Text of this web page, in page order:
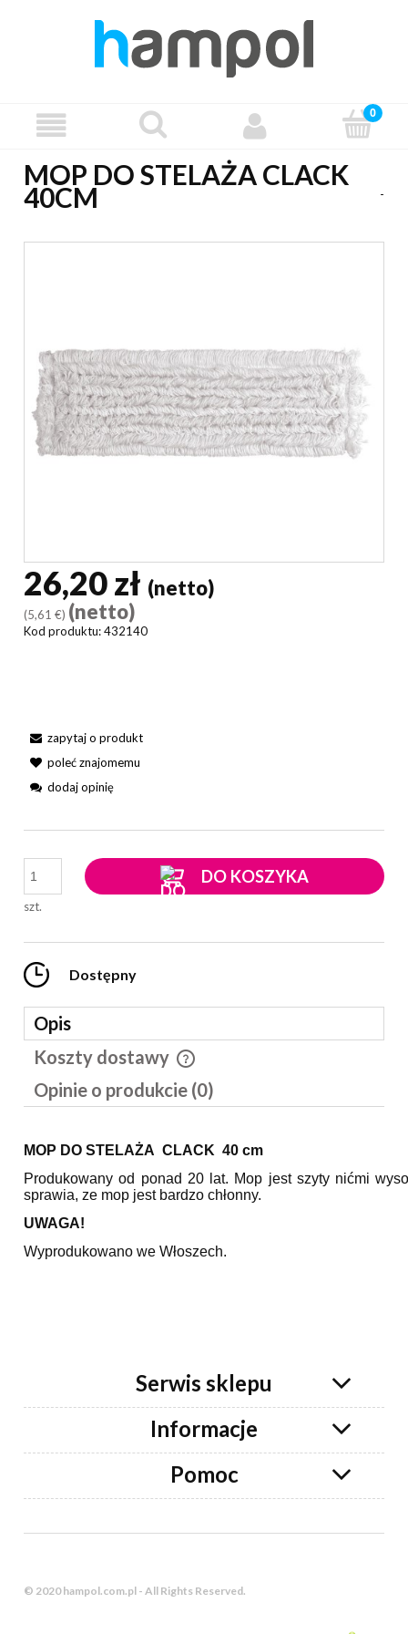
MOP DO STELAŻA CLACK
40CM -
26,20 zł (netto)
(5,61 €) (netto)
Kod produktu:432140
zapytaj o produkt
poleć znajomemu
dodaj opinię
szt.
DO KOSZYKA
Dostępny
Opis
Koszty dostawy
Cena nie zawiera ewentualnych kosztów płatności
Opinie o produkcie (0)
MOP DO STELAŻA CLACK 40 cm
Produkowany od ponad 20 lat. Mop jest szyty nićmi
sprawia, ze mop jest bardzo chłonny.
UWAGA!
Wyprodukowano we Włoszech.
Serwis sklepu
Informacje
Pomoc
© 2020 hampol.com.pl - All Rights Reserved.